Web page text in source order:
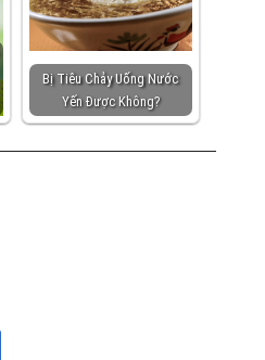
Bị Tiêu Chảy Uống Nước
Yến Được Không?